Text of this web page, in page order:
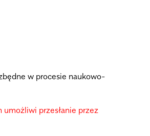
w procesie naukowo-
przesłanie przez